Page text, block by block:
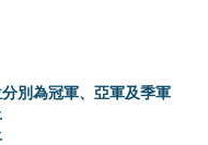
別為冠軍、亞軍及季軍